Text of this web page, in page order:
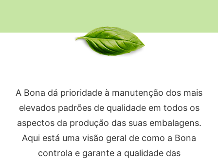
A Bona dá prioridade à manutenção dos mais
elevados padrões de qualidade em todos os
aspectos da produção das suas embalagens.
Aqui está uma visão geral de como a Bona
controla e garante a qualidade das